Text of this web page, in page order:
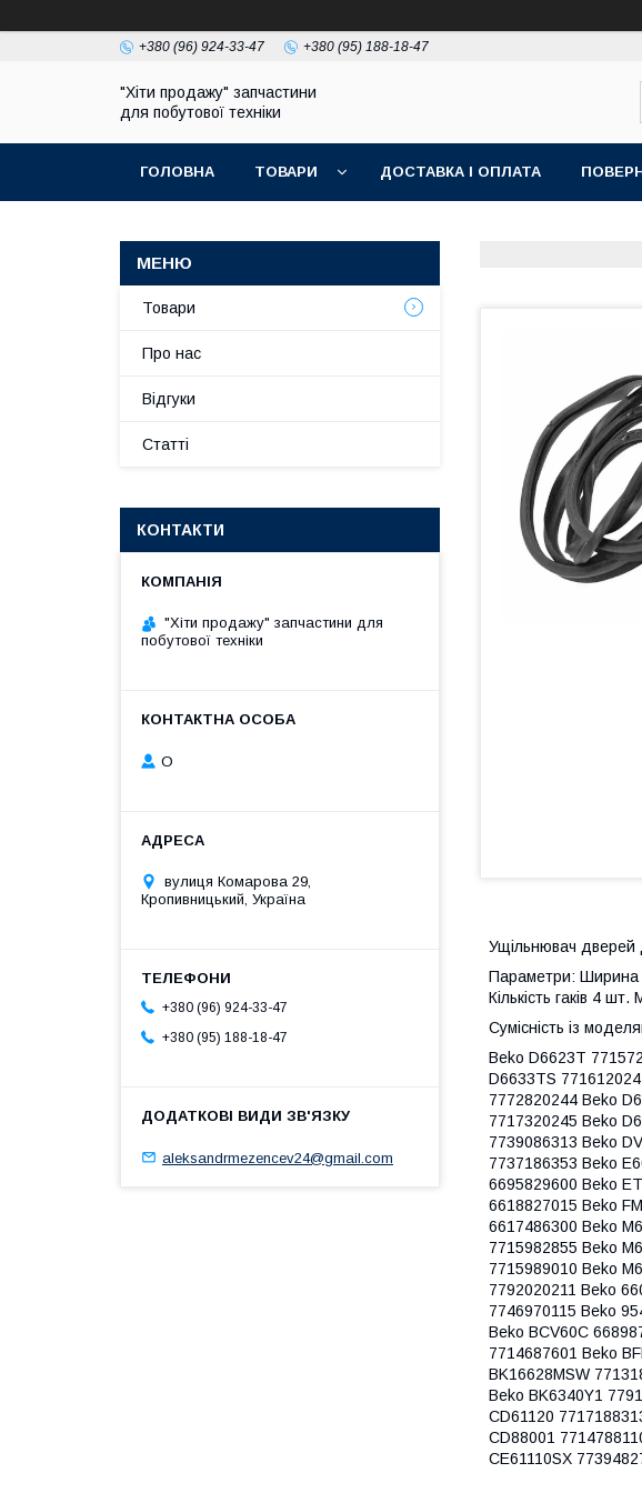
+380 (96) 924-33-47 +380 (95) 188-18-47
"Хіти продажу" запчастини
для побутової техніки
ГОЛОВНА ТОВАРИ ДОСТАВКА І ОПЛАТА
Ущільнювач дверей
Параметри: Ширина
Кількість гаків 4
Сумісність із
Beko D6623T
D6633TS
7772820244 Beko
7717320245 Beko
7739086313 Beko
7737186353 Beko
6695829600 Beko
6618827015 Beko
6617486300 Beko
7715982855 Beko
7715989010 Beko
7792020211 Beko
7746970115 Beko
Beko BCV60C
7714687601 Beko
BK16628MSW
Beko BK6340Y1
CD61120
CD88001
CE61110SX
Товари
Про нас
Відгуки
Статті
КОНТАКТИ
"Хіти продажу" запчастини для
побутової техніки
О
вулиця Комарова 29,
Кропивницький, Україна
+380 (96) 924-33-47
+380 (95) 188-18-47
aleksandrmezencev24@gmail.com